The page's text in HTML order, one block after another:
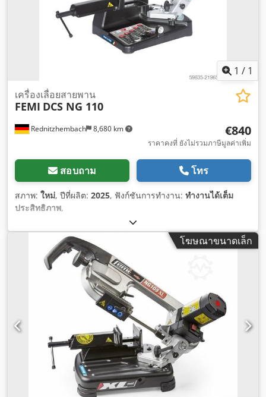
1 / 1
Rednitzhembach 8,680 km
เครื่องเลื่อยสายพาน
FEMI DCS NG 110
€840
ราคาคงที่ ยังไม่รวมภาษีมูลค่าเพิ่ม
สอบถาม โทร
สภาพ: ใหม่, ปีที่ผลิต: 2025, ฟังก์ชันการทำงาน: ทำงานได้เต็ม
ประสิทธิภาพ,
โฆษณาขนาดเล็ก